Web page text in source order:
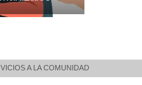
A LA COMUNIDAD